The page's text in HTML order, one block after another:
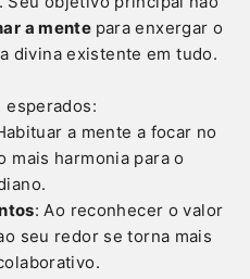
a mente para enxergar o
divina existente em tudo.
esperados:
a mente a focar no
mais harmonia para o
: Ao reconhecer o valor
seu redor se torna mais